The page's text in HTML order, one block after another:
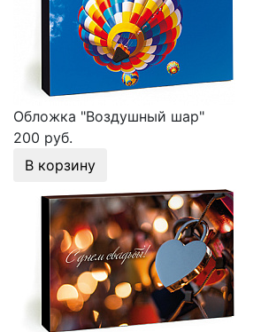
Обложка "Воздушный шар"
200 руб.
В корзину